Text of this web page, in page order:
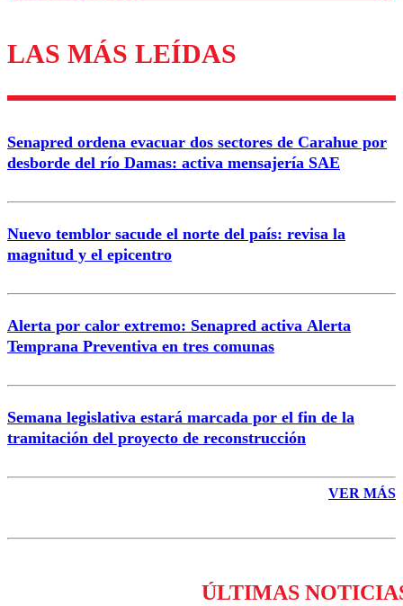
Los comentarios son moderados para garantizar un
diálogo respetuoso.
Nombre
Correo
LAS MÁS LEÍDAS
Senapred ordena evacuar dos sectores de Carahue por
desborde del río Damas: activa mensajería SAE
Nuevo temblor sacude el norte del país: revisa la
magnitud y el epicentro
Alerta por calor extremo: Senapred activa Alerta
Temprana Preventiva en tres comunas
Semana legislativa estará marcada por el fin de la
tramitación del proyecto de reconstrucción
VER MÁS
ÚLTIMAS